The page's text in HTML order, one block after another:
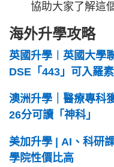
協助大家了解這
海外升學攻略
英國升學︱英國大學
DSE「443」可入羅
澳洲升學｜醫療專科
26分可讀「神科」
美加升學 | AI、科研
學院性價比高